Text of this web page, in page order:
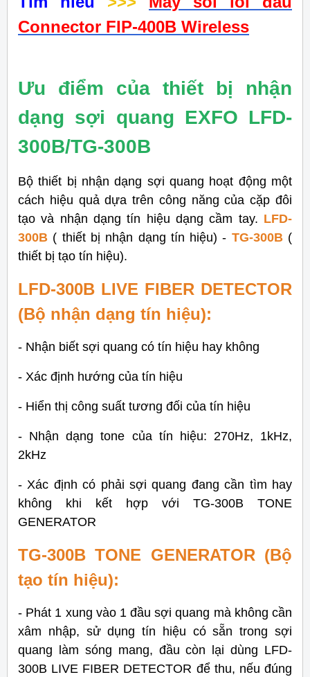
Connector FIP-400B Wireless
Ưu điểm của thiết bị nhận
dạng sợi quang EXFO LFD-
300B/TG-300B
Bộ thiết bị nhận dạng sợi quang hoạt động một
cách hiệu quả dựa trên công năng của cặp đôi
tạo và nhận dạng tín hiệu dạng cầm tay. LFD-
300B ( thiết bị nhận dạng tín hiệu) - TG-300B (
thiết bị tạo tín hiệu).
LFD-300B LIVE FIBER DETECTOR
(Bộ nhận dạng tín hiệu):
- Nhận biết sợi quang có tín hiệu hay không
- Xác định hướng của tín hiệu
- Hiển thị công suất tương đối của tín hiệu
- Nhận dạng tone của tín hiệu: 270Hz, 1kHz,
2kHz
- Xác định có phải sợi quang đang cần tìm hay
không khi kết hợp với TG-300B TONE
GENERATOR
TG-300B TONE GENERATOR (Bộ
tạo tín hiệu):
- Phát 1 xung vào 1 đầu sợi quang mà không cần
xâm nhập, sử dụng tín hiệu có sẵn trong sợi
quang làm sóng mang, đầu còn lại dùng LFD-
300B LIVE FIBER DETECTOR để thu, nếu đúng